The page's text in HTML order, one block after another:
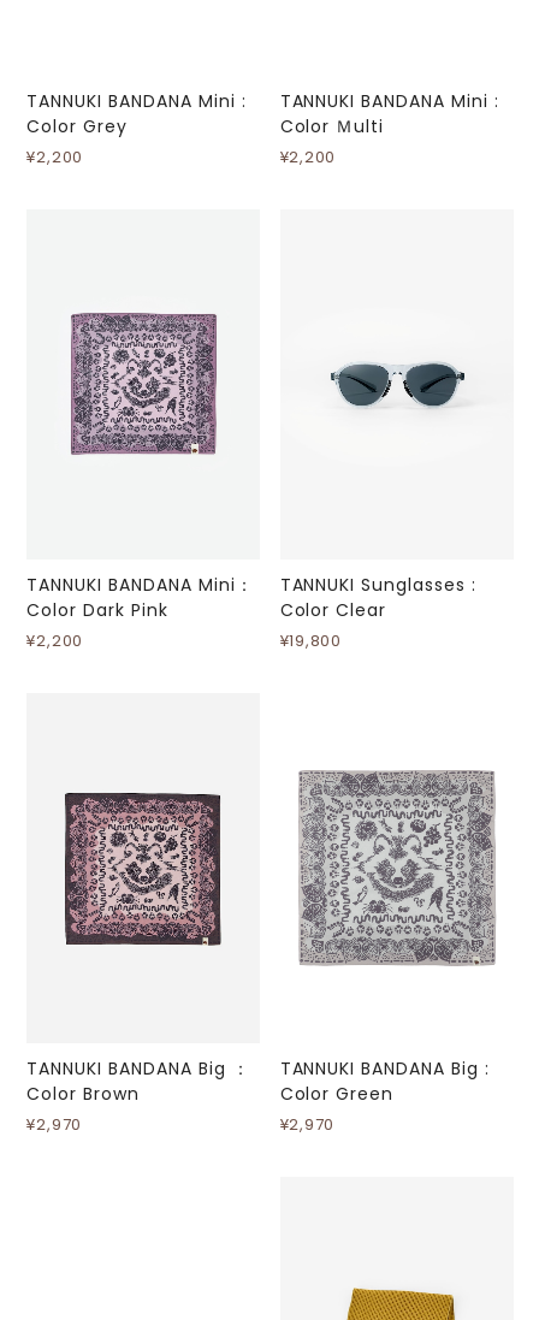
TANNUKI BANDANA Mini :
Color Grey
¥2,200
TANNUKI BANDANA Mini :
Color Ｍulti
¥2,200
TANNUKI BANDANA Mini：
Color Dark Pink
¥2,200
TANNUKI Sunglasses :
Color Clear
¥19,800
TANNUKI BANDANA Big ：
Color Brown
¥2,970
TANNUKI BANDANA Big :
Color Green
¥2,970